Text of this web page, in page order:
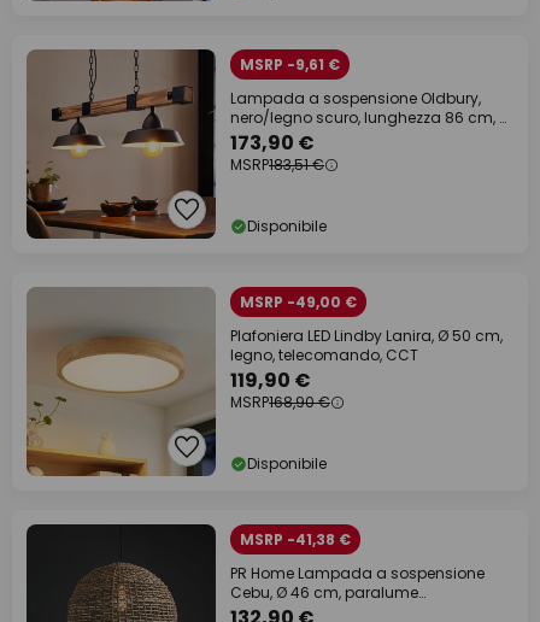
MSRP -9,61 €
Lampada a sospensione Oldbury,
nero/legno scuro, lunghezza 86 cm, a
2 luci.
173,90 €
MSRP183,51 €
Disponibile
MSRP -49,00 €
Plafoniera LED Lindby Lanira, Ø 50 cm,
legno, telecomando, CCT
119,90 €
MSRP168,90 €
Disponibile
MSRP -41,38 €
PR Home Lampada a sospensione
Cebu, Ø 46 cm, paralume
Lampakanay, IP20